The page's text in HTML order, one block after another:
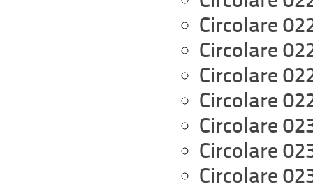
Circolare
Circolare
Circolare
Circolare
Circolare
Circolare
Circolare